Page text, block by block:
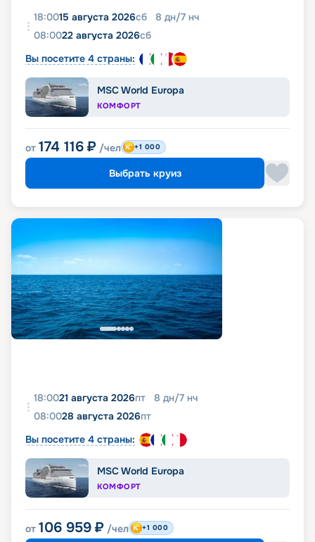
18:0015 августа 2026сб 8 дн/7 нч
08:0022 августа 2026сб
Вы посетите 4 страны:
MSC World Europa
КОМФОРТ
от 174 116 ₽ /чел +1 000
Выбрать круиз
18:0021 августа 2026пт 8 дн/7 нч
08:0028 августа 2026пт
Вы посетите 4 страны:
MSC World Europa
КОМФОРТ
от 106 959 ₽ /чел +1 000